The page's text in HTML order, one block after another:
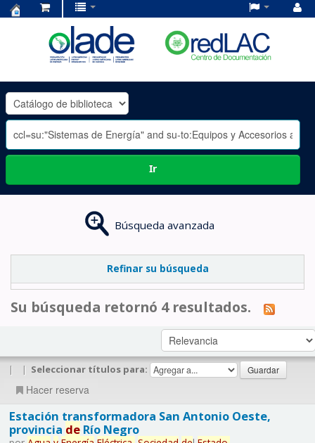
OLADE
-
Ir
Búsqueda avanzada
Refinar su búsqueda
Su búsqueda retornó 4 resultados.
| | Seleccionar títulos para:
Hacer reserva
Estación transformadora San Antonio Oeste,
provincia deRío Negro